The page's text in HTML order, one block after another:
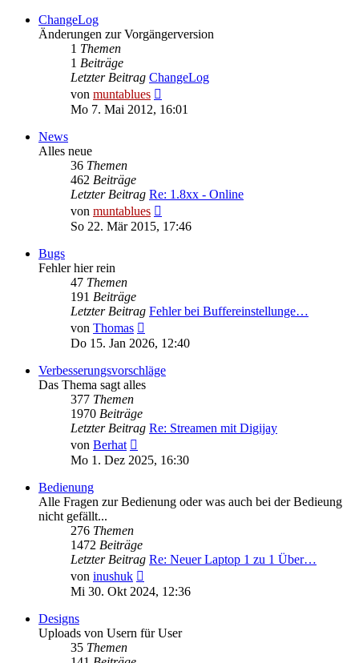
ChangeLog
Änderungen zur Vorgängerversion
1 Themen
1 Beiträge
Letzter Beitrag ChangeLog
von muntablues
Beitrag
Mo 7. Mai 2012, 16:01
News
Alles neue
36 Themen
462 Beiträge
Letzter Beitrag Re: 1.8xx - Online
von muntablues
Beitrag
So 22. Mär 2015, 17:46
Bugs
Fehler hier rein
47 Themen
191 Beiträge
Letzter Beitrag Fehler bei Buffereinstellunge…
von Thomas
Beitrag
Do 15. Jan 2026, 12:40
Verbesserungsvorschläge
Das Thema sagt alles
377 Themen
1970 Beiträge
Letzter Beitrag Re: Streamen mit Digijay
von Berhat
Beitrag
Mo 1. Dez 2025, 16:30
Bedienung
Alle Fragen zur Bedienung oder was auch bei der Bedieung
nicht gefällt...
276 Themen
1472 Beiträge
Letzter Beitrag Re: Neuer Laptop 1 zu 1 Über…
von inushuk
Beitrag
Mi 30. Okt 2024, 12:36
Designs
Uploads von Usern für User
35 Themen